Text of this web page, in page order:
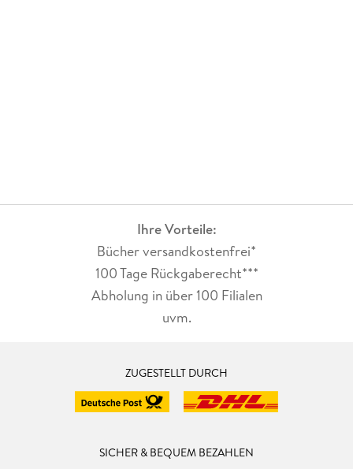
Ihre Vorteile:
Bücher versandkostenfrei*
100 Tage Rückgaberecht***
Abholung in über 100 Filialen
uvm.
ZUGESTELLT DURCH
SICHER & BEQUEM BEZAHLEN